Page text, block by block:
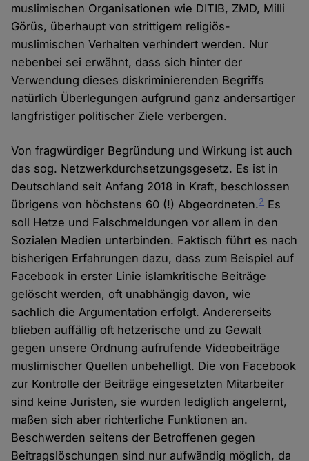
muslimischen Organisationen wie DITIB, ZMD, Milli
Görüs, überhaupt von strittigem religiös-
muslimischen Verhalten verhindert werden. Nur
nebenbei sei erwähnt, dass sich hinter der
Verwendung dieses diskriminierenden Begriffs
natürlich Überlegungen aufgrund ganz andersartiger
langfristiger politischer Ziele verbergen.
Von fragwürdiger Begründung und Wirkung ist auch
das sog. Netzwerkdurchsetzungsgesetz. Es ist in
Deutschland seit Anfang 2018 in Kraft, beschlossen
übrigens von höchstens 60 (!) Abgeordneten.2 Es
soll Hetze und Falschmeldungen vor allem in den
Sozialen Medien unterbinden. Faktisch führt es nach
bisherigen Erfahrungen dazu, dass zum Beispiel auf
Facebook in erster Linie islamkritische Beiträge
gelöscht werden, oft unabhängig davon, wie
sachlich die Argumentation erfolgt. Andererseits
blieben auffällig oft hetzerische und zu Gewalt
gegen unsere Ordnung aufrufende Videobeiträge
muslimischer Quellen unbehelligt. Die von Facebook
zur Kontrolle der Beiträge eingesetzten Mitarbeiter
sind keine Juristen, sie wurden lediglich angelernt,
maßen sich aber richterliche Funktionen an.
Beschwerden seitens der Betroffenen gegen
Beitragslöschungen sind nur aufwändig möglich, da